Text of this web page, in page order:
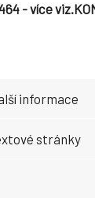
- více
informace
stránky